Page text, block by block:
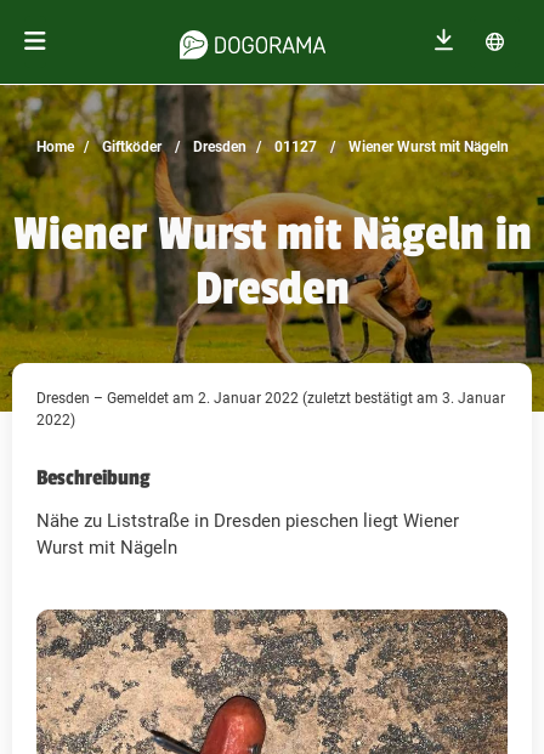
Home Giftköder Dresden 01127 Wiener Wurst mit Nägeln
Wiener Wurst mit Nägeln in
Dresden
Dresden – Gemeldet am 2. Januar 2022 (zuletzt bestätigt am 3. Januar
2022)
Beschreibung
Nähe zu Liststraße in Dresden pieschen liegt Wiener
Wurst mit Nägeln